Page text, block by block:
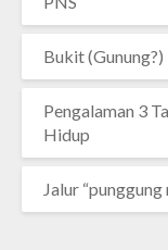
Bukit (Gunung?)
Pengalaman 3
Hidup
Jalur “punggung